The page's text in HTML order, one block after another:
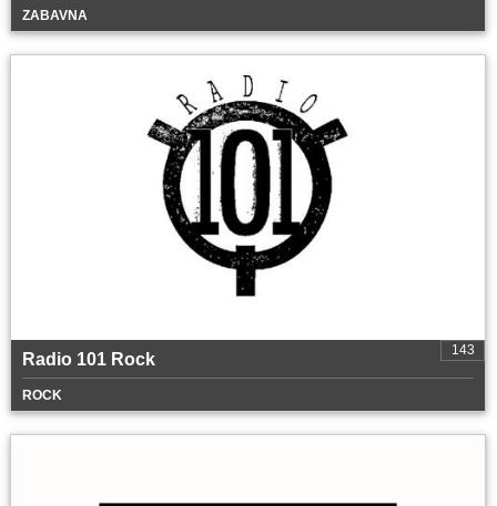
ZABAVNA
143
Radio 101 Rock
ROCK